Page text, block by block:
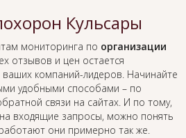
Кульсары
мониторинга по организации
отзывов и цен остается
компаний-лидеров. Начинайте
удобными способами – по
связи на сайтах. И по тому,
входящие запросы, можно понять
они примерно так же.